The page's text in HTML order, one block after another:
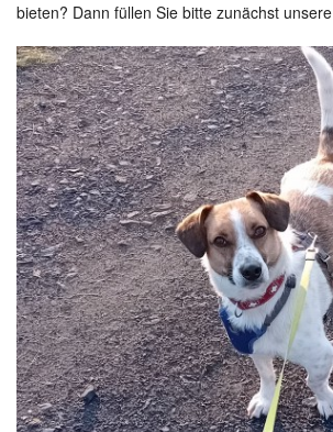
bieten? Dann füllen Sie bitte zunächst unsere